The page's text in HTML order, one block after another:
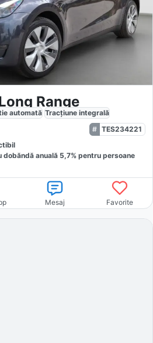
Range
automată Tracțiune integrală
TES234221
dobăndă anuală 5,7% pentru persoane
Mesaj Favorite